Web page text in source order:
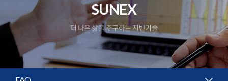
SUNEX
더 나은 삶을 추구하는 지반기술